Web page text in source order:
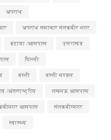
अपराध
अपराध समाचार संतकबीर नगर
इटावा /आसपास उत्तराखंड
दिल्ली
बस्ती बस्ती मण्डल
/अंतरराष्ट्रीय लखनऊ आसपास
आसपास संतकबीरनगर
स्वास्थ्य